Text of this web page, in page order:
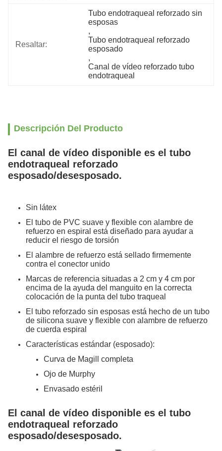
Resaltar:
Tubo endotraqueal reforzado sin
esposas
,
Tubo endotraqueal reforzado
esposado
,
Canal de vídeo reforzado tubo
endotraqueal
Descripción Del Producto
El canal de vídeo disponible es el tubo
endotraqueal reforzado
esposado/desesposado.
Sin látex
El tubo de PVC suave y flexible con alambre de
refuerzo en espiral está diseñado para ayudar a
reducir el riesgo de torsión
El alambre de refuerzo está sellado firmemente
contra el conector unido
Marcas de referencia situadas a 2 cm y 4 cm por
encima de la ayuda del manguito en la correcta
colocación de la punta del tubo traqueal
El tubo reforzado sin esposas está hecho de un tubo
de silicona suave y flexible con alambre de refuerzo
de cuerda espiral
Características estándar (esposado):
Curva de Magill completa
Ojo de Murphy
Envasado estéril
El canal de vídeo disponible es el tubo
endotraqueal reforzado
esposado/desesposado.